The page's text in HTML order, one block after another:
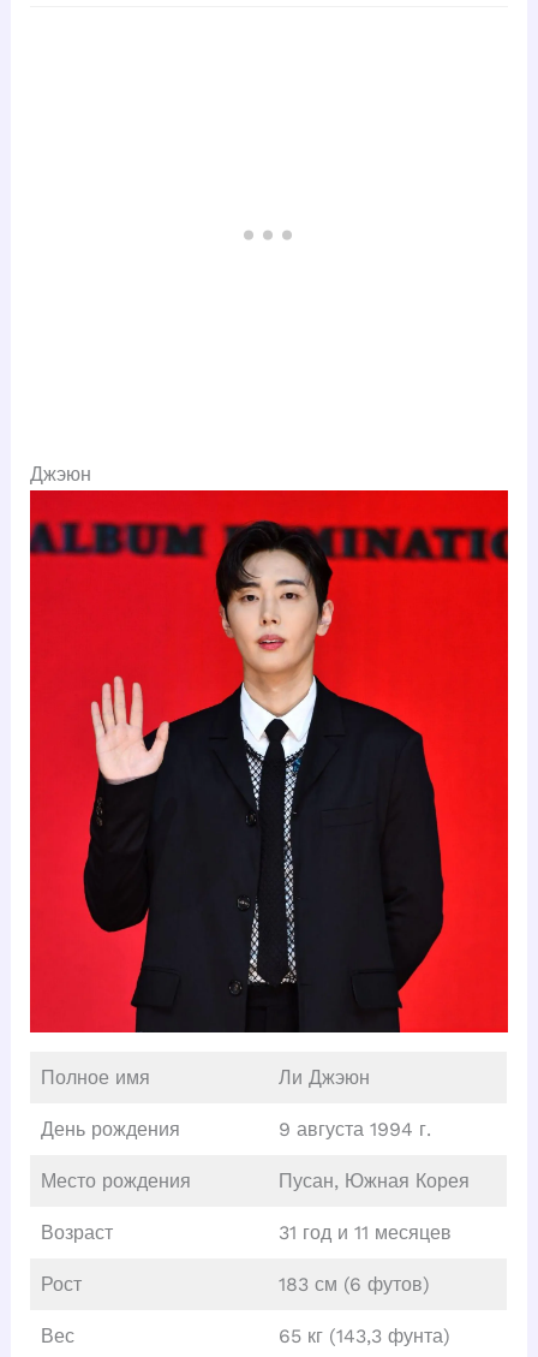
Джэюн
Полное имя Ли Джэюн
День рождения 9 августа 1994 г.
Место рождения Пусан, Южная Корея
Возраст 31 год и 11 месяцев
Рост 183 см (6 футов)
Вес 65 кг (143,3 фунта)